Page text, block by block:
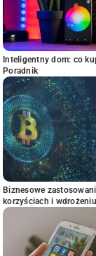
Inteligentny dom: co
Poradnik
Biznesowe
korzyściach i wdrożeniu